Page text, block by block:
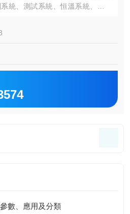
統、測試系統、恒溫系統、紅外
數、應用及分類